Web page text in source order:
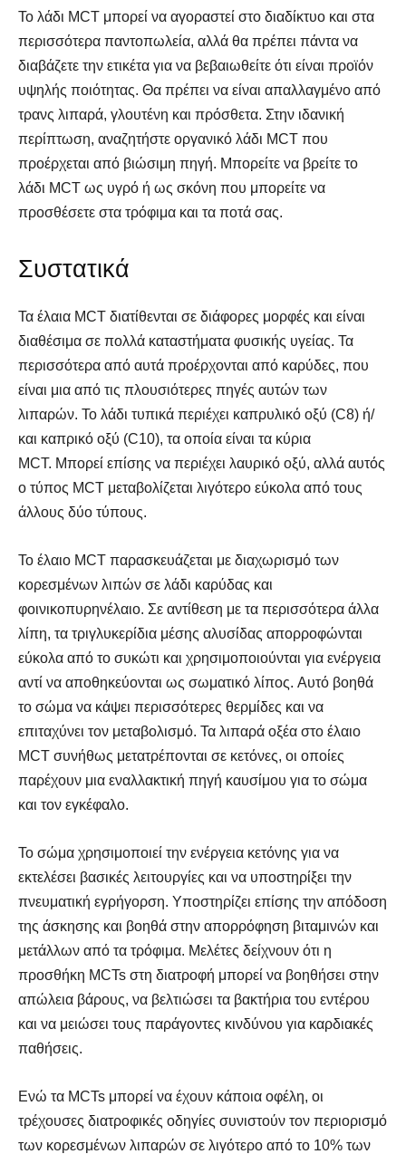
Το λάδι MCT μπορεί να αγοραστεί στο διαδίκτυο και στα
περισσότερα παντοπωλεία, αλλά θα πρέπει πάντα να
διαβάζετε την ετικέτα για να βεβαιωθείτε ότι είναι προϊόν
υψηλής ποιότητας. Θα πρέπει να είναι απαλλαγμένο από
τρανς λιπαρά, γλουτένη και πρόσθετα. Στην ιδανική
περίπτωση, αναζητήστε οργανικό λάδι MCT που
προέρχεται από βιώσιμη πηγή. Μπορείτε να βρείτε το
λάδι MCT ως υγρό ή ως σκόνη που μπορείτε να
προσθέσετε στα τρόφιμα και τα ποτά σας.
Συστατικά
Τα έλαια MCT διατίθενται σε διάφορες μορφές και είναι
διαθέσιμα σε πολλά καταστήματα φυσικής υγείας. Τα
περισσότερα από αυτά προέρχονται από καρύδες, που
είναι μια από τις πλουσιότερες πηγές αυτών των
λιπαρών. Το λάδι τυπικά περιέχει καπρυλικό οξύ (C8) ή/
και καπρικό οξύ (C10), τα οποία είναι τα κύρια
MCT. Μπορεί επίσης να περιέχει λαυρικό οξύ, αλλά αυτός
ο τύπος MCT μεταβολίζεται λιγότερο εύκολα από τους
άλλους δύο τύπους.
Το έλαιο MCT παρασκευάζεται με διαχωρισμό των
κορεσμένων λιπών σε λάδι καρύδας και
φοινικοπυρηνέλαιο. Σε αντίθεση με τα περισσότερα άλλα
λίπη, τα τριγλυκερίδια μέσης αλυσίδας απορροφώνται
εύκολα από το συκώτι και χρησιμοποιούνται για ενέργεια
αντί να αποθηκεύονται ως σωματικό λίπος. Αυτό βοηθά
το σώμα να κάψει περισσότερες θερμίδες και να
επιταχύνει τον μεταβολισμό. Τα λιπαρά οξέα στο έλαιο
MCT συνήθως μετατρέπονται σε κετόνες, οι οποίες
παρέχουν μια εναλλακτική πηγή καυσίμου για το σώμα
και τον εγκέφαλο.
Το σώμα χρησιμοποιεί την ενέργεια κετόνης για να
εκτελέσει βασικές λειτουργίες και να υποστηρίξει την
πνευματική εγρήγορση. Υποστηρίζει επίσης την απόδοση
της άσκησης και βοηθά στην απορρόφηση βιταμινών και
μετάλλων από τα τρόφιμα. Μελέτες δείχνουν ότι η
προσθήκη MCTs στη διατροφή μπορεί να βοηθήσει στην
απώλεια βάρους, να βελτιώσει τα βακτήρια του εντέρου
και να μειώσει τους παράγοντες κινδύνου για καρδιακές
παθήσεις.
Ενώ τα MCTs μπορεί να έχουν κάποια οφέλη, οι
τρέχουσες διατροφικές οδηγίες συνιστούν τον περιορισμό
των κορεσμένων λιπαρών σε λιγότερο από το 10% των